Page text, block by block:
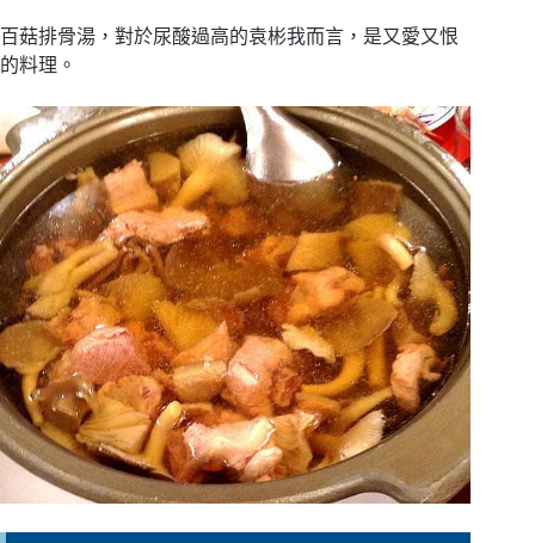
百菇排骨湯，對於尿酸過高的袁彬我而言，是又愛又恨
的料理。